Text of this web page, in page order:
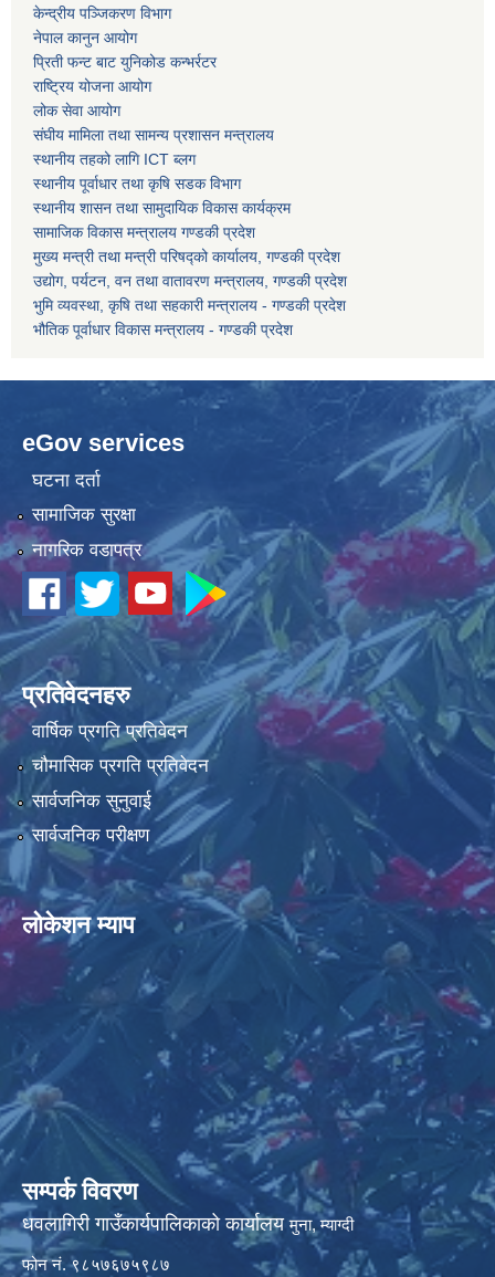
केन्द्रीय पञ्जिकरण विभाग
नेपाल कानुन आयोग
प्रिती फन्ट बाट युनिकोड कन्भर्रटर
राष्ट्रिय योजना आयोग
लोक सेवा आयोग
संघीय मामिला तथा सामन्य प्रशासन मन्त्रालय
स्थानीय तहको लागि ICT ब्लग
स्थानीय पूर्वाधार तथा कृषि सडक विभाग
स्थानीय शासन तथा सामुदायिक विकास कार्यक्रम
सामाजिक विकास मन्त्रालय गण्डकी प्रदेश
मुख्य मन्त्री तथा मन्त्री परिषद्को कार्यालय, गण्डकी प्रदेश
उद्योग, पर्यटन, वन तथा वातावरण मन्त्रालय, गण्डकी प्रदेश
भुमि व्यवस्था, कृषि तथा सहकारी मन्त्रालय - गण्डकी प्रदेश
भौतिक पूर्वाधार विकास मन्त्रालय - गण्डकी प्रदेश
eGov services
घटना दर्ता
सामाजिक सुरक्षा
नागरिक वडापत्र
प्रतिवेदनहरु
वार्षिक प्रगति प्रतिवेदन
चौमासिक प्रगति प्रतिवेदन
सार्वजनिक सुनुवाई
सार्वजनिक परीक्षण
लोकेशन म्याप
सम्पर्क विवरण
धवलागिरी गाउँकार्यपालिकाको कार्यालयमुना, म्याग्दी
फोन नं. ९८५७६७५९८७